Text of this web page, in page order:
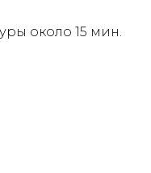
около 15 мин.